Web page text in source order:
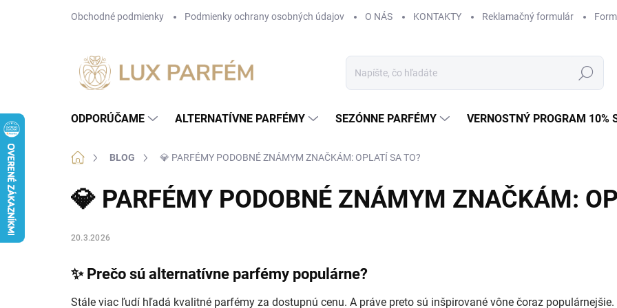
Obchodné podmienky Podmienky ochrany osobných údajov O NÁS KONTAKTY Reklamačný formulár
Hľadať
ODPORÚČAME ALTERNATÍVNE PARFÉMY SEZÓNNE PARFÉMY VERNOSTNÝ PROGRAM 10%
DomovBLOG 💎 PARFÉMY PODOBNÉ ZNÁMYM ZNAČKÁM: OPLATÍ SA TO?
💎 PARFÉMY PODOBNÉ ZNÁMYM ZNAČKÁM:
20.3.2026
✨ Prečo sú alternatívne parfémy populárne?
Stále viac ľudí hľadá kvalitné parfémy za dostupnú cenu. A práve preto sú inšpirované vône čoraz populárnejšie.